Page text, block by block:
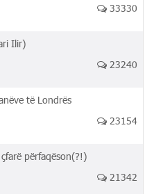
33330
Ilir)
23240
të Londrës
23154
përfaqëson(?!)
21342